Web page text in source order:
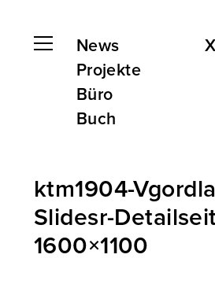
News
Projekte
Büro
Buch
ktm1904-
Slidesr-
1600×1100